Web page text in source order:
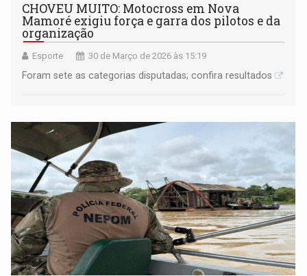
CHOVEU MUITO: Motocross em Nova
Mamoré exigiu força e garra dos pilotos e da
organização
Esporte 30 de Março de 2026 às 15:19
Foram sete as categorias disputadas; confira resultados